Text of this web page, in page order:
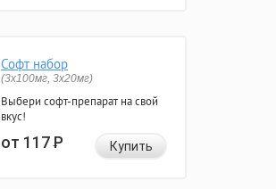
Софт набор
(3x100мг, 3x20мг)
Выбери софт-препарат на свой
вкус!
от 117Р Купить